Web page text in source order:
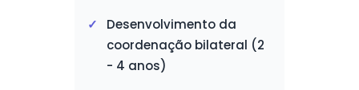
Desenvolvimento da
coordenação bilateral (2
- 4 anos)